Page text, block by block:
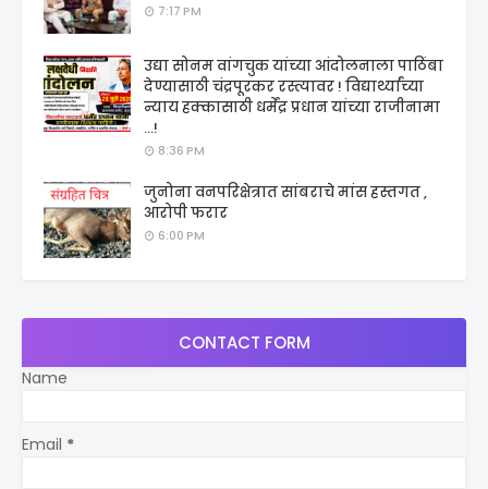
7:17 PM
उद्या सोनम वांगचुक यांच्या आंदोलनाला पाठिंबा
देण्यासाठी चंद्रपूरकर रस्त्यावर ! विद्यार्थ्यांच्या
न्याय हक्कासाठी धर्मेंद्र प्रधान यांच्या राजीनामा
...!
8:36 PM
जुनोना वनपरिक्षेत्रात सांबराचे मांस हस्तगत ,
आरोपी फरार
6:00 PM
CONTACT FORM
Name
Email *